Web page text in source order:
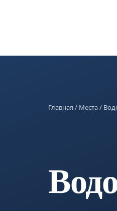
Главная/ Места/